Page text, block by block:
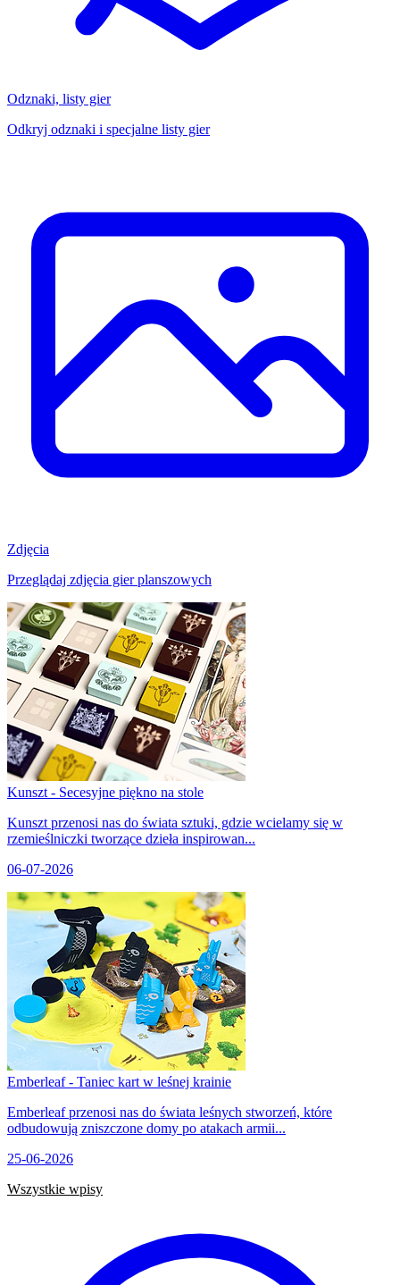
Odznaki, listy gier
Odkryj odznaki i specjalne listy gier
Zdjęcia
Przeglądaj zdjęcia gier planszowych
Kunszt - Secesyjne piękno na stole
Kunszt przenosi nas do świata sztuki, gdzie wcielamy się w
rzemieślniczki tworzące dzieła inspirowan...
06-07-2026
Emberleaf - Taniec kart w leśnej krainie
Emberleaf przenosi nas do świata leśnych stworzeń, które
odbudowują zniszczone domy po atakach armii...
25-06-2026
Wszystkie wpisy